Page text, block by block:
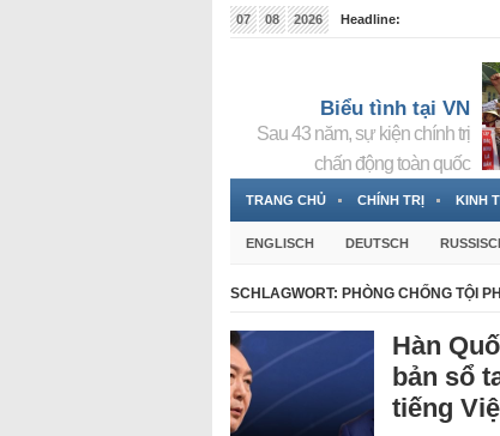
07 08 2026
Headline:
Biểu tình tại VN
Sau 43 năm, sự kiện chính trị
chấn động toàn quốc
TRANG CHỦ CHÍNH TRỊ KINH
ENGLISCH DEUTSCH
SCHLAGWORT: PHÒNG CHỐNG TỘI
Hàn
bản sổ
tiếng